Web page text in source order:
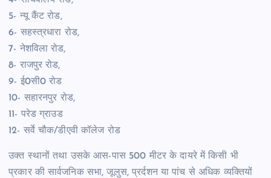
5- न्यू कैंट रोड,
6- सहस्त्रधारा रोड,
7- नेशविला रोड,
8- राजपुर रोड,
9- ई0सी0 रोड
10- सहारनपुर रोड,
11- परेड ग्राउड
12- सर्वे चौक/डीएवी कॉलेज रोड
उक्त स्थानों तथा उसके आस-पास 500 मीटर के दायरे में किसी भी
प्रकार की सार्वजनिक सभा, जूलुस, प्रर्दशन या पांच से अधिक व्यक्तियों